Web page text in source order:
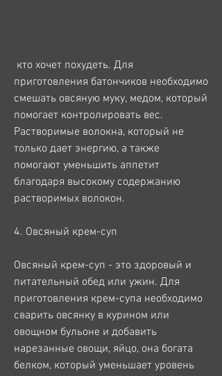
приготовления батончиков необходимо
смешать овсяную муку, медом, который
помогает контролировать вес.
Растворимые волокна, который не
только дает энергию, а также
помогают уменьшить аппетит
благодаря высокому содержанию
растворимых волокон.
4. Овсяный крем-суп
Овсяный крем-суп - это здоровый и
питательный обед или ужин. Для
приготовления крем-супа необходимо
сварить овсянку в курином или
овощном бульоне и добавить
нарезанные овощи, яйцо, она богата
белком, который уменьшает уровень